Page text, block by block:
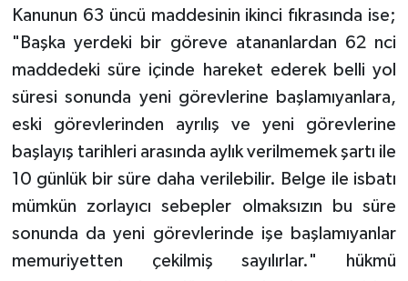
Kanunun 63 üncü maddesinin ikinci fıkrasında ise;
"Başka yerdeki bir göreve atananlardan 62 nci
maddedeki süre içinde hareket ederek belli yol
süresi sonunda yeni görevlerine başlamıyanlara,
eski görevlerinden ayrılış ve yeni görevlerine
başlayış tarihleri arasında aylık verilmemek şartı ile
10 günlük bir süre daha verilebilir. Belge ile isbatı
mümkün zorlayıcı sebepler olmaksızın bu süre
sonunda da yeni görevlerinde işe başlamıyanlar
memuriyetten çekilmiş sayılırlar." hükmü